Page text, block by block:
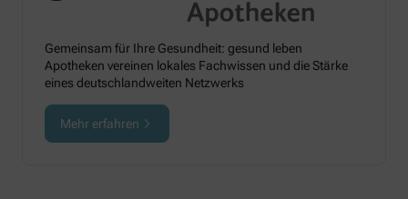
Gemeinsam für Ihre Gesundheit: gesund leben
Apotheken vereinen lokales Fachwissen und die Stärke
eines deutschlandweiten Netzwerks
Mehr erfahren